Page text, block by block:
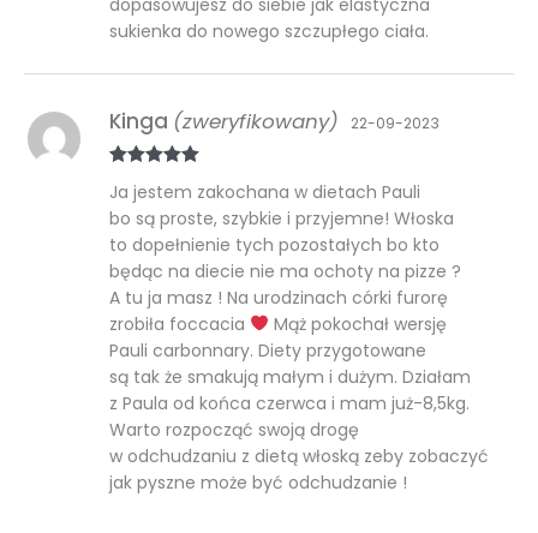
dopasowujesz do siebie jak elastyczna
sukienka do nowego szczupłego ciała.
na 5
Kinga (zweryfikowany) 22-09-2023
Ja jestem zakochana w dietach Pauli
bo są proste, szybkie i przyjemne! Włoska
to dopełnienie tych pozostałych bo kto
będąc na diecie nie ma ochoty na pizze ?
A tu ja masz ! Na urodzinach córki furorę
zrobiła foccacia
Mąż pokochał wersję
Pauli carbonnary. Diety przygotowane
są tak że smakują małym i dużym. Działam
z Paula od końca czerwca i mam już-8,5kg.
Warto rozpocząć swoją drogę
w odchudzaniu z dietą włoską zeby zobaczyć
jak pyszne może być odchudzanie !